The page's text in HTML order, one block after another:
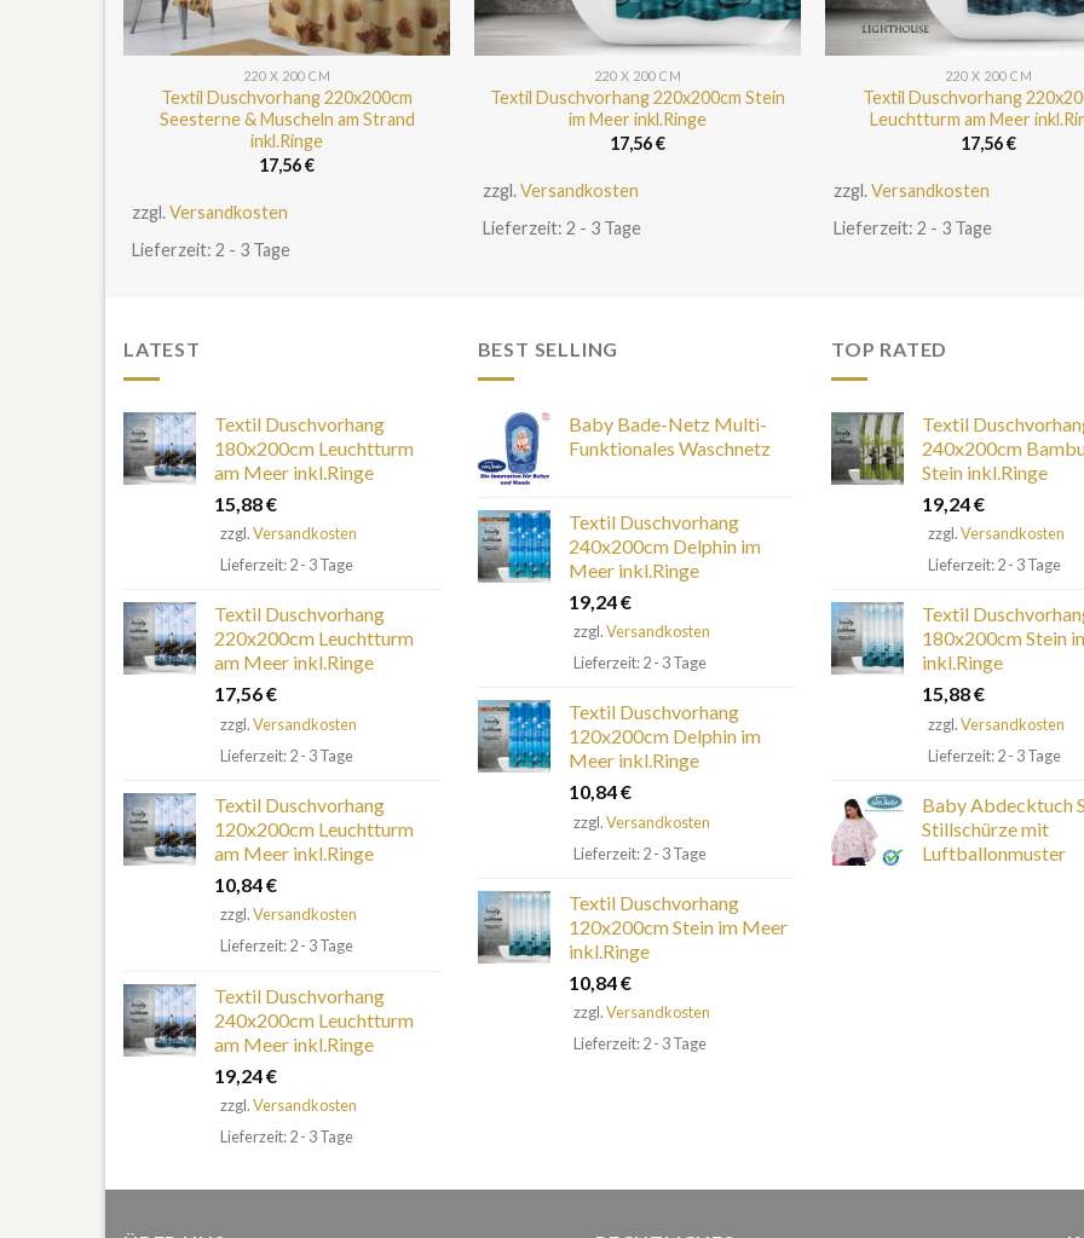
220 X 200 CM
Textil Duschvorhang 220x200cm
Seesterne & Muscheln am Strand
inkl.Ringe
17,56€
zzgl.Versandkosten
Lieferzeit: 2 - 3 Tage
220 X 200 CM
Textil Duschvorhang 220x200cm Stein
im Meer inkl.Ringe
17,56€
zzgl.Versandkosten
Lieferzeit: 2 - 3 Tage
220 X 200 CM
Textil Duschvorhang
Leuchtturm am Meer
17,56€
zzgl.Versandkosten
Lieferzeit: 2 - 3 Tage
LATEST
Textil Duschvorhang
180x200cm Leuchtturm
am Meer inkl.Ringe
15,88€
zzgl.Versandkosten
Lieferzeit: 2 - 3 Tage
Textil Duschvorhang
220x200cm Leuchtturm
am Meer inkl.Ringe
17,56€
zzgl.Versandkosten
Lieferzeit: 2 - 3 Tage
Textil Duschvorhang
120x200cm Leuchtturm
am Meer inkl.Ringe
10,84€
zzgl.Versandkosten
Lieferzeit: 2 - 3 Tage
Textil Duschvorhang
240x200cm Leuchtturm
am Meer inkl.Ringe
19,24€
zzgl.Versandkosten
Lieferzeit: 2 - 3 Tage
BEST SELLING
Baby Bade-Netz Multi-
Funktionales Waschnetz
Textil Duschvorhang
240x200cm Delphin im
Meer inkl.Ringe
19,24€
zzgl.Versandkosten
Lieferzeit: 2 - 3 Tage
Textil Duschvorhang
120x200cm Delphin im
Meer inkl.Ringe
10,84€
zzgl.Versandkosten
Lieferzeit: 2 - 3 Tage
Textil Duschvorhang
120x200cm Stein im Meer
inkl.Ringe
10,84€
zzgl.Versandkosten
Lieferzeit: 2 - 3 Tage
TOP RATED
Textil
240x200cm
Stein inkl.Ringe
19,24€
zzgl.Versandkosten
Lieferzeit: 2 - 3 Tage
Textil
180x200cm Stein
inkl.Ringe
15,88€
zzgl.Versandkosten
Lieferzeit: 2 - 3 Tage
Baby Abdecktuch
Stillschürze mit
Luftballonmuster